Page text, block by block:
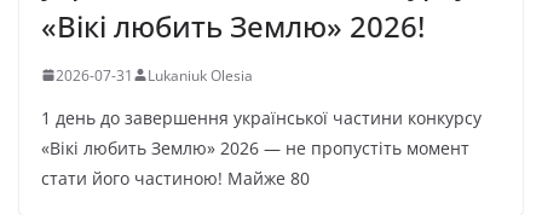
«Вікі любить Землю» 2026!
2026-07-31 Lukaniuk Olesia
1 день до завершення української частини конкурсу
«Вікі любить Землю» 2026 — не пропустіть момент
стати його частиною! Майже 80